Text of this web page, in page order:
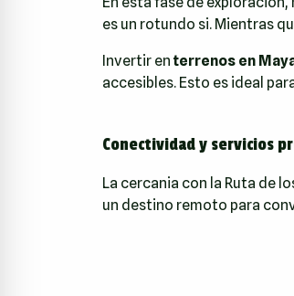
es un rotundo si. Mientras
Invertir en terrenos en
accesibles. Esto es ideal
Conectividad y servicios
La cercania con la Ruta de
un destino remoto para